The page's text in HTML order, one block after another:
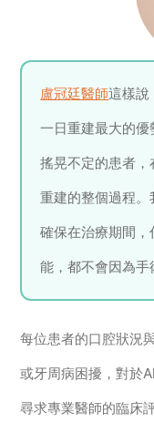
盧冠廷醫師這樣說
一日重建最大的
搖晃不定的患者，
重建的整個過程。
確保在治療期間
能，都不會因為手
每位患者的口腔狀況
或牙周病困擾，對於
尋求專業醫師的臨床